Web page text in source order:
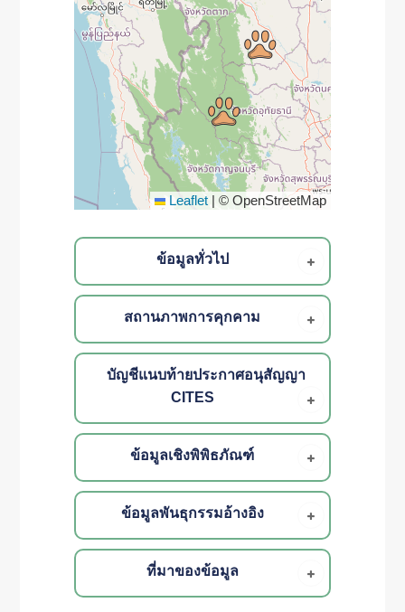
Leaflet | © OpenStreetMap
ข้อมูลทั่วไป
สถานภาพการคุกคาม
บัญชีแนบท้ายประกาศอนุสัญญา
CITES
ข้อมูลเชิงพิพิธภัณฑ์
ข้อมูลพันธุกรรมอ้างอิง
ที่มาของข้อมูล